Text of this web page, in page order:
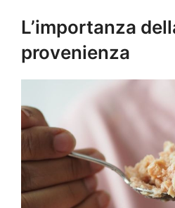
L’importanza
provenienza